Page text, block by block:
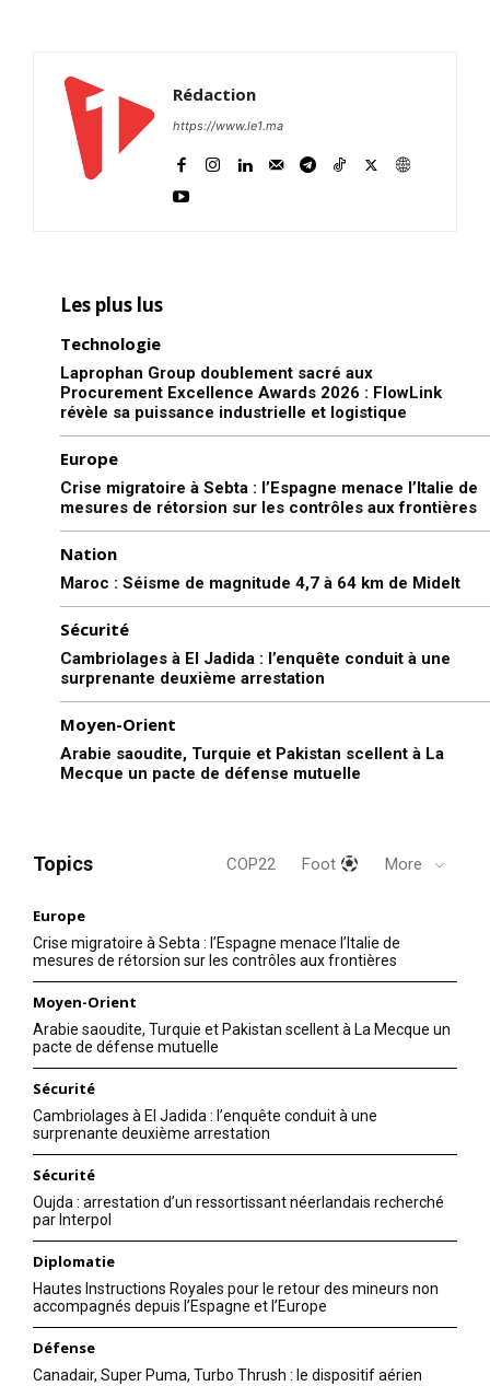
le1.ma
S'ABONNER MAINTENANT
Insight Publications
À propos
Nous contacter
Formules d’abonnement
Rédaction
https://www.le1.ma
Les plus lus
Technologie
Laprophan Group doublement sacré aux
Procurement Excellence Awards 2026 : FlowLink
révèle sa puissance industrielle et logistique
Europe
Crise migratoire à Sebta : l’Espagne menace l’Italie de
mesures de rétorsion sur les contrôles aux frontières
Nation
Maroc : Séisme de magnitude 4,7 à 64 km de Midelt
Sécurité
Cambriolages à El Jadida : l’enquête conduit à une
surprenante deuxième arrestation
Moyen-Orient
Arabie saoudite, Turquie et Pakistan scellent à La
Mecque un pacte de défense mutuelle
Topics COP22 Foot More
Europe
Crise migratoire à Sebta : l’Espagne menace l’Italie de
mesures de rétorsion sur les contrôles aux frontières
Moyen-Orient
Arabie saoudite, Turquie et Pakistan scellent à La Mecque un
pacte de défense mutuelle
Sécurité
Cambriolages à El Jadida : l’enquête conduit à une
surprenante deuxième arrestation
Sécurité
Oujda : arrestation d’un ressortissant néerlandais recherché
par Interpol
Diplomatie
Hautes Instructions Royales pour le retour des mineurs non
accompagnés depuis l’Espagne et l’Europe
Défense
Canadair, Super Puma, Turbo Thrush : le dispositif aérien